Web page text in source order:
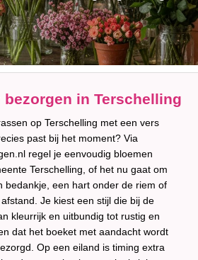
bezorgen in Terschelling
op Terschelling met een vers
past bij het moment? Via
regel je eenvoudig bloemen
Terschelling, of het nu gaat om
bedankje, een hart onder de riem of
Je kiest een stijl die bij de
kleurrijk en uitbundig tot rustig en
dat het boeket met aandacht wordt
Op een eiland is timing extra